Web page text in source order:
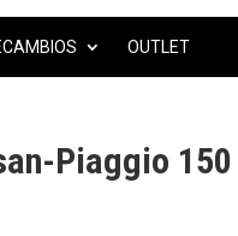
OUTLET
Piaggio